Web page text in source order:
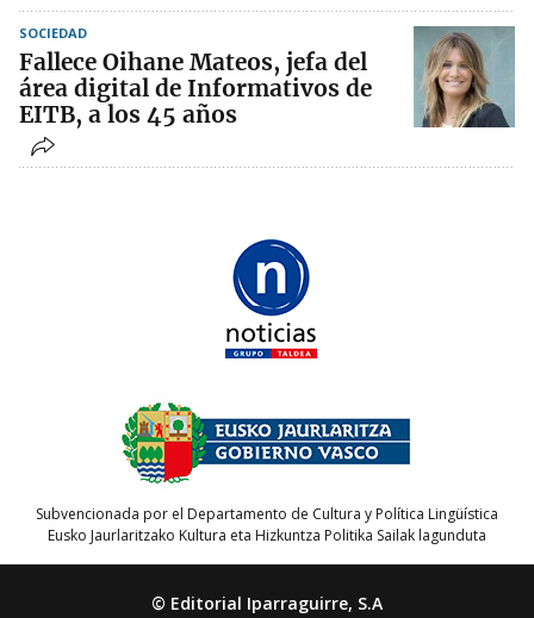
SOCIEDAD
Fallece Oihane Mateos, jefa del
área digital de Informativos de
EITB, a los 45 años
Subvencionada por el Departamento de Cultura y Política Lingüística
Eusko Jaurlaritzako Kultura eta Hizkuntza Politika Sailak lagunduta
© Editorial Iparraguirre, S.A